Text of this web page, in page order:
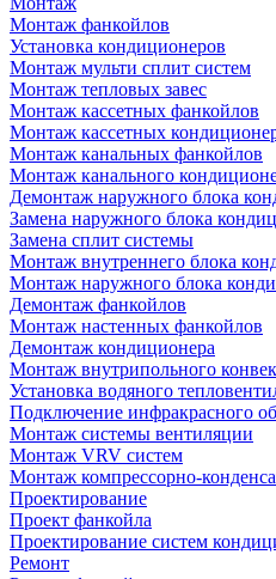
Монтаж фанкойлов
Установка кондиционеров
Монтаж мульти сплит систем
Монтаж тепловых завес
Монтаж кассетных фанкойлов
Монтаж кассетных
Монтаж канальных фанкойлов
Монтаж канального
Демонтаж наружного блока
Замена наружного блока
Замена сплит системы
Монтаж внутреннего блока
Монтаж наружного блока
Демонтаж фанкойлов
Монтаж настенных фанкойлов
Демонтаж кондиционера
Монтаж внутрипольного
Установка водяного
Подключение инфракрасного
Монтаж системы вентиляции
Монтаж VRV систем
Монтаж компрессорно-
Проектирование
Проект фанкойла
Проектирование систем
Ремонт